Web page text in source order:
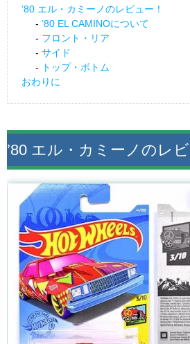
’80 エル・カミーノのレビュー！
’80 EL CAMINOについて
フロント・リア
サイド
トップ・ボトム
おわりに
’80 エル・カミーノのレビ